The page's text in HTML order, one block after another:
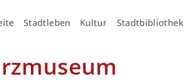
Stadtleben Kultur Stadtbibliothek